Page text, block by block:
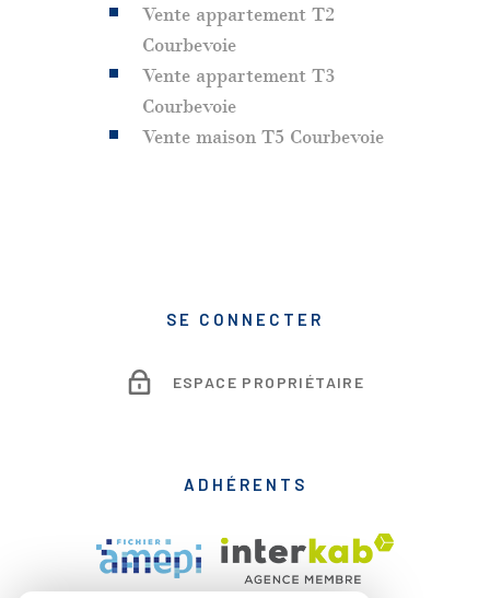
Vente appartement T2
Courbevoie
Vente appartement T3
Courbevoie
Vente maison T5 Courbevoie
SE CONNECTER
ESPACE PROPRIÉTAIRE
ADHÉRENTS